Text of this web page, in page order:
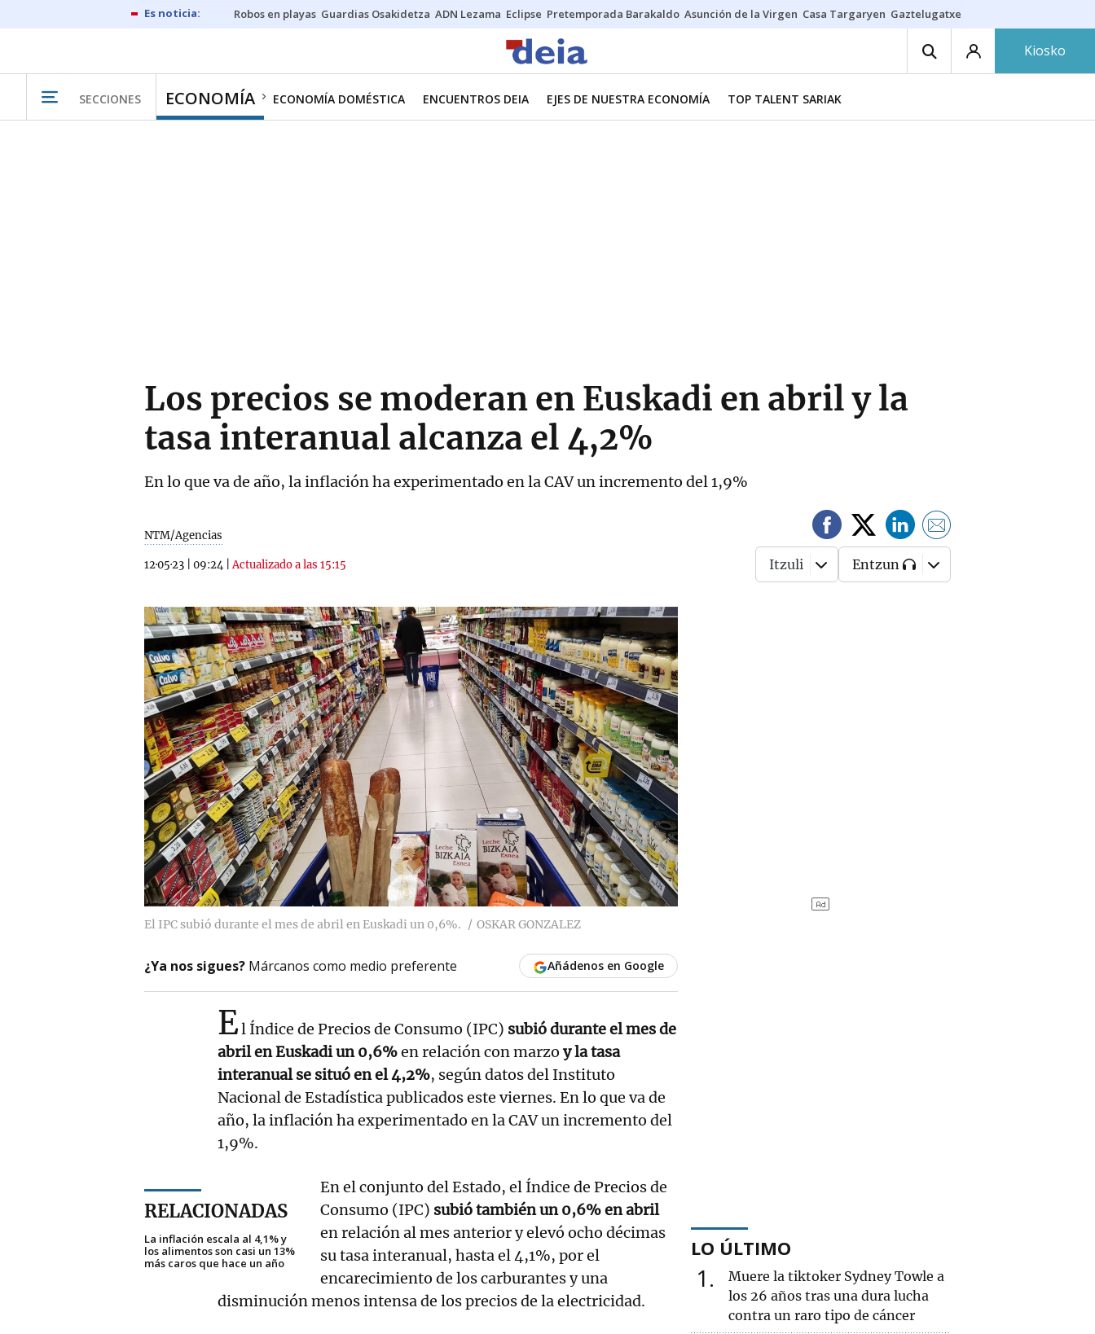
Robos en playas Guardias Osakidetza ADN Lezama Eclipse Pretemporada Barakaldo Asunción de la Virgen Casa Targaryen Gaztelugatxe
Kiosko
SECCIONES ECONOMÍA ECONOMÍA DOMÉSTICA ENCUENTROS DEIA EJES DE NUESTRA ECONOMÍA TOP TALENT SARIAK
Los precios se moderan en Euskadi en abril y la
tasa interanual alcanza el 4,2%
En lo que va de año, la inflación ha experimentado en la CAV un incremento del 1,9%
NTM/Agencias
12·05·23 09:24 |Actualizado a las 15:15 Itzuli Entzun
El IPC subió durante el mes de abril en Euskadi un 0,6%. OSKAR GONZALEZ
¿Ya nos sigues? Márcanos como medio preferente Añádenos en Google
El Índice de Precios de Consumo (IPC) subió durante el mes de
abril en Euskadi un 0,6%en relación con marzo y la tasa
interanual se situó en el 4,2%, según datos del Instituto
Nacional de Estadística publicados este viernes. En lo que va de
año, la inflación ha experimentado en la CAV un incremento del
1,9%.
RELACIONADAS
La inflación escala al 4,1% y
los alimentos son casi un 13%
más caros que hace un año
En el conjunto del Estado, el Índice de Precios de
Consumo (IPC) subió también un 0,6% en abril
en relación al mes anterior y elevó ocho décimas
su tasa interanual, hasta el 4,1%, por el
encarecimiento de los carburantes y una
disminución menos intensa de los precios de la electricidad.
LO ÚLTIMO
1
Muere la tiktoker Sydney Towle a
los 26 años tras una dura lucha
contra un raro tipo de cáncer